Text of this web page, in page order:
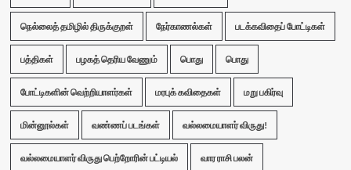
நெல்லைத் தமிழில் திருக்குறள் நேர்காணல்கள் படக்கவிதைப் போட்டிகள்
பத்திகள் பழகத் தெரிய வேணும் பொது பொது
போட்டிகளின் வெற்றியாளர்கள் மரபுக் கவிதைகள் மறு பகிர்வு
மின்னூல்கள் வண்ணப் படங்கள் வல்லமையாளர் விருது!
வல்லமையாளர் விருது பெற்றோரின் பட்டியல் வார ராசி பலன்